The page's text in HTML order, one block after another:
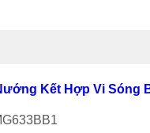
Kết Hợp Vi Sóng